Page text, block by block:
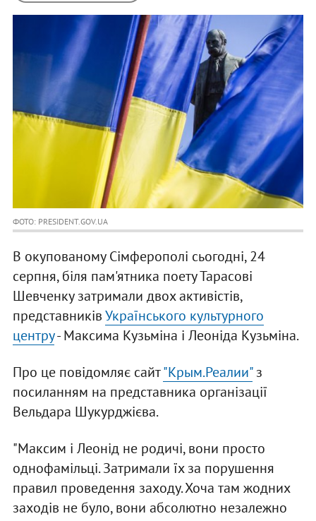
ФОТО: PRESIDENT.GOV.UA
В окупованому Сімферополі сьогодні, 24
серпня, біля пам'ятника поету Тарасові
Шевченку затримали двох активістів,
представниківУкраїнського культурного
центру- Максима Кузьміна і Леоніда Кузьміна.
Про це повідомляє сайт"Крым.Реалии"з
посиланням на представника організації
Вельдара Шукурджієва.
"Максим і Леонід не родичі, вони просто
однофамільці. Затримали їх за порушення
правил проведення заходу. Хоча там жодних
заходів не було, вони абсолютно незалежно